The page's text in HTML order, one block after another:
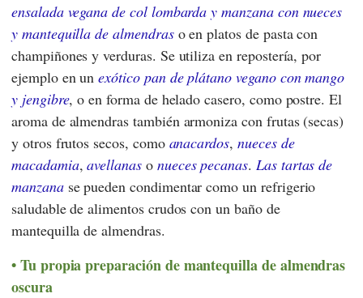
ensalada vegana de col lombarda y manzana con nueces
y mantequilla de almendraso en platos de pasta con
champiñones y verduras. Se utiliza en repostería, por
ejemplo en unexótico pan de plátano vegano con mango
y jengibre, o en forma de helado casero, como postre. El
aroma de almendras también armoniza con frutas (secas)
y otros frutos secos, como anacardos, nueces de
macadamia,avellanaso nueces pecanas. Las tartas de
manzanase pueden condimentar como un refrigerio
saludable de alimentos crudos con un baño de
mantequilla de almendras.
Tu propia preparación de mantequilla de almendras
oscura